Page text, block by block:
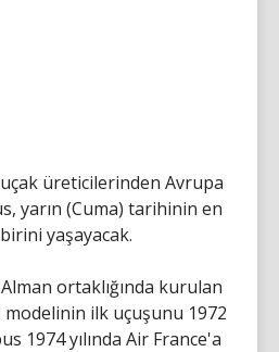
üreticilerinden Avrupa
yarın (Cuma) tarihinin en
yaşayacak.
Alman ortaklığında kurulan
modelinin ilk uçuşunu 1972
1974 yılında Air France'a